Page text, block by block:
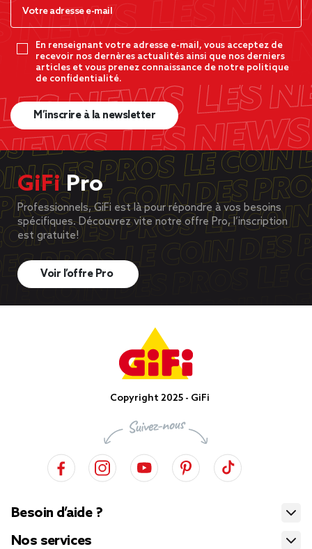
En renseignant votre adresse e-mail, vous acceptez de
recevoir nos dernères actualités ainsi que nos derniers
articles et vous prenez connaissance de notre politique
de confidentialité.
M’inscrire à la newsletter
GiFiPro
Professionnels, GiFi est là pour répondre à vos besoins
spécifiques. Découvrez vite notre offre Pro, l’inscription
est gratuite!
Voir l’offre Pro
Copyright 2025 - GiFi
Besoin d’aide ?
Nos services